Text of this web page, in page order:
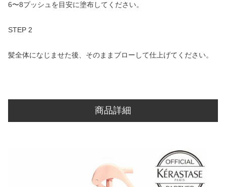
6〜8プッシュを目安に塗布してください。
STEP 2
髪全体になじませた後、そのままブローして仕上げてください。
商品詳細